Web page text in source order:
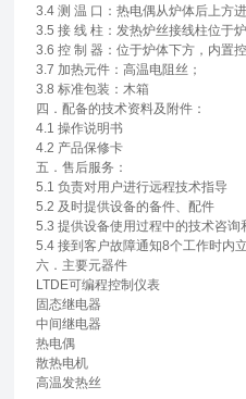
3.4 测 温 口：热电偶从炉体后上方进
3.5 接 线 柱：发热炉丝接线柱位于
3.6 控 制 器：位于炉体下方，内置
3.7 加热元件：高温电阻丝；
3.8 标准包装：木箱
四．配备的技术资料及附件：
4.1 操作说明书
4.2 产品保修卡
五．售后服务：
5.1 负责对用户进行远程技术指导
5.2 及时提供设备的备件、配件
5.3 提供设备使用过程中的技术咨询
5.4 接到客户故障通知8个工作时内
六．主要元器件
LTDE可编程控制仪表
固态继电器
中间继电器
热电偶
散热电机
高温发热丝